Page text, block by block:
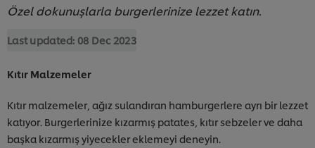
Özel dokunuşlarla burgerlerinize lezzet katın.
Last updated: 08 Dec 2023
Kıtır Malzemeler
Kıtır malzemeler, ağız sulandıran hamburgerlere ayrı bir lezzet
katıyor. Burgerlerinize kızarmış patates, kıtır sebzeler ve daha
başka kızarmış yiyecekler eklemeyi deneyin.